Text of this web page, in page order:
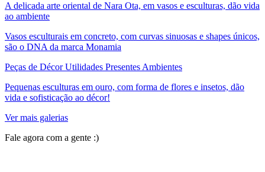
A delicada arte oriental de Nara Ota, em vasos e esculturas, dão vida
ao ambiente
Vasos esculturais em concreto, com curvas sinuosas e shapes únicos,
são o DNA da marca Monamia
Peças de Décor Utilidades Presentes Ambientes
Pequenas esculturas em ouro, com forma de flores e insetos, dão
vida e sofisticação ao décor!
Ver mais galerias
Fale agora com a gente :)